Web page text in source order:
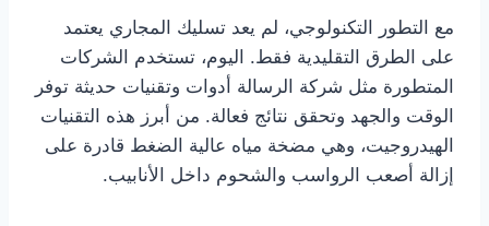
مع التطور التكنولوجي، لم يعد تسليك المجاري يعتمد
على الطرق التقليدية فقط. اليوم، تستخدم الشركات
المتطورة مثل شركة الرسالة أدوات وتقنيات حديثة توفر
الوقت والجهد وتحقق نتائج فعالة. من أبرز هذه التقنيات
الهيدروجيت، وهي مضخة مياه عالية الضغط قادرة على
إزالة أصعب الرواسب والشحوم داخل الأنابيب.